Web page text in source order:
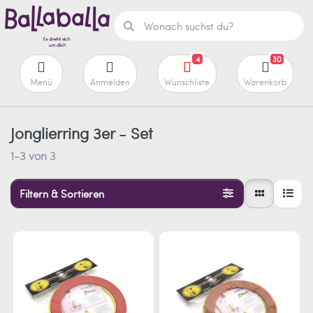
Menü Anmelden
4
Wunschliste
30
Warenkorb
Jonglierring 3er - Set
1-3 von 3
Filtern & Sortieren